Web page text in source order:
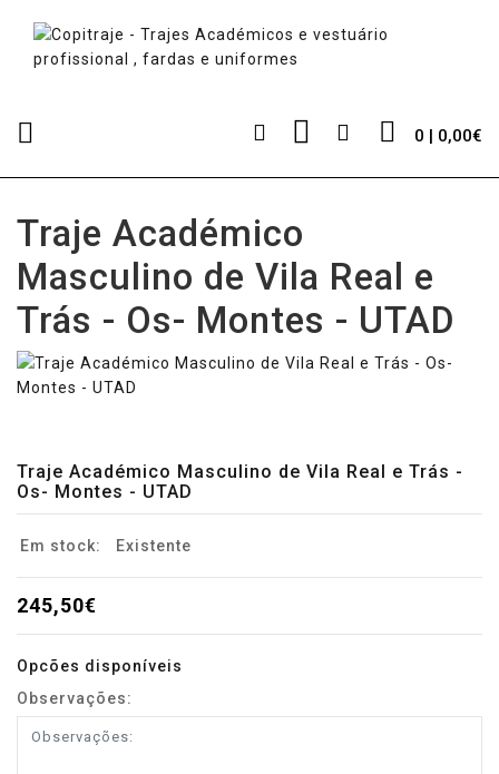
0 | 0,00€
Traje Académico
Masculino de Vila Real e
Trás - Os- Montes - UTAD
Traje Académico Masculino de Vila Real e Trás -
Os- Montes - UTAD
Em stock: Existente
245,50€
Opcões disponíveis
Observações: